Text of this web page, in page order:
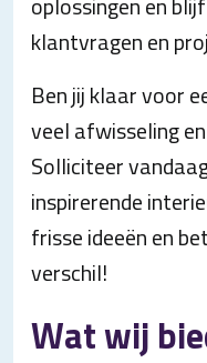
klantvragen en
Ben jij klaar voor
veel afwisseling
Solliciteer
inspirerende
frisse ideeën en
verschil!
Wat wij